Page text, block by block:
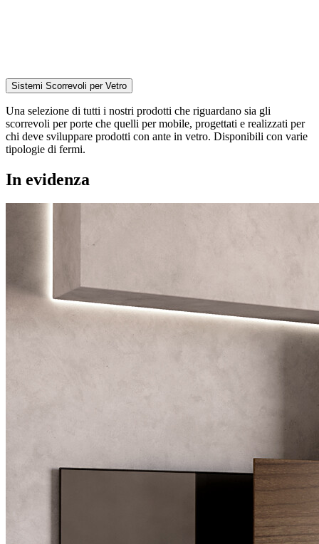
Sistemi Scorrevoli per Vetro
Una selezione di tutti i nostri prodotti che riguardano sia gli
scorrevoli per porte che quelli per mobile, progettati e realizzati per
chi deve sviluppare prodotti con ante in vetro. Disponibili con varie
tipologie di fermi.
In evidenza